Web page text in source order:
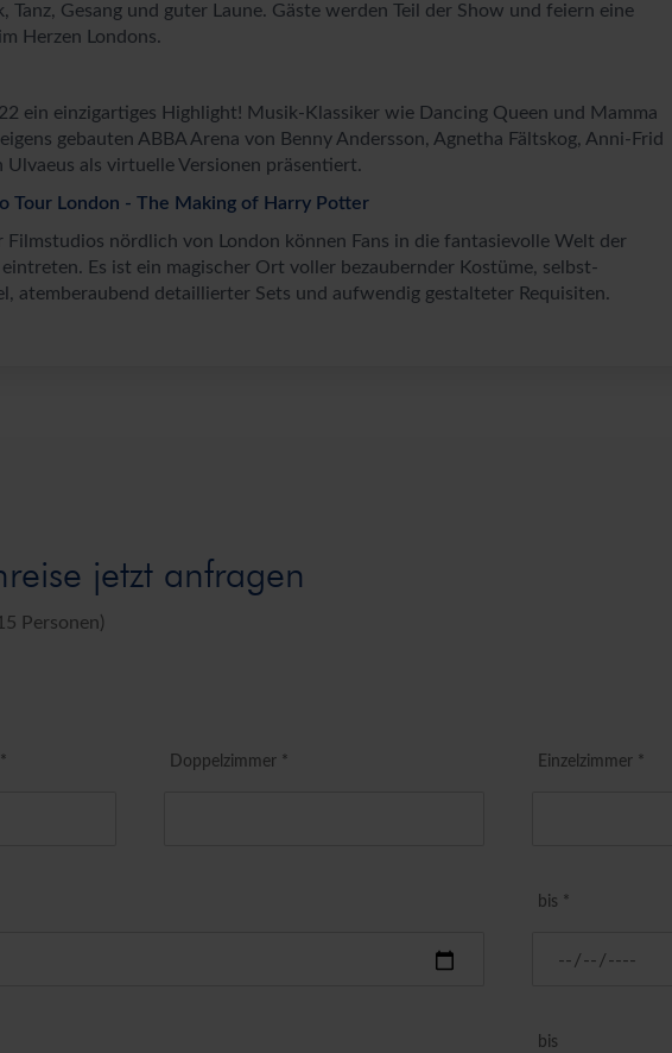
Tanz, Gesang und guter Laune. Gäste werden Teil der Show und feiern eine
Herzen Londons.
ein einzigartiges Highlight! Musik-Klassiker wie Dancing Queen und Mamma
gebauten ABBA Arena von Benny Andersson, Agnetha Fältskog, Anni-Frid
Ulvaeus als virtuelle Versionen präsentiert.
Tour London - The Making of Harry Potter
Filmstudios nördlich von London können Fans in die fantasievolle Welt der
Es ist ein magischer Ort voller bezaubernder Kostüme, selbst-
atemberaubend detaillierter Sets und aufwendig gestalteter Requisiten.
jetzt anfragen
Personen)
Doppelzimmer * Einzelzimmer *
bis *
bis